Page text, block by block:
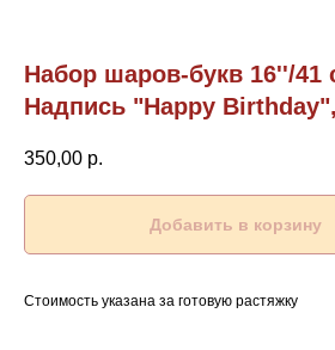
Набор шаров-букв 16''/41
Надпись "Happy
350,00 р.
Добавить в корзину
Стоимость указана за готовую растяжку